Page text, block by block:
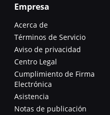
Empresa
Acerca de
Términos de Servicio
Aviso de privacidad
Centro Legal
Cumplimiento de Firma
Electrónica
Asistencia
Notas de publicación